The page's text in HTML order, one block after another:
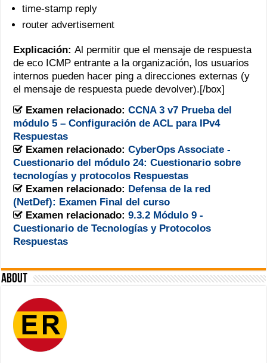
en
una
externa?
time-stamp reply
router advertisement
Explicación:Al permitir que el mensaje de respuesta
de eco ICMP entrante a la organización, los usuarios
internos pueden hacer ping a direcciones externas (y
el mensaje de respuesta puede devolver).[/box]
Examen relacionado:CCNA 3 v7 Prueba del
módulo 5 – Configuración de ACL para IPv4
Respuestas
Examen relacionado:CyberOps Associate -
Cuestionario del módulo 24: Cuestionario sobre
tecnologías y protocolos Respuestas
Examen relacionado: Defensa de la red
(NetDef): Examen Final del curso
Examen relacionado:9.3.2 Módulo 9 -
Cuestionario de Tecnologías y Protocolos
Respuestas
About